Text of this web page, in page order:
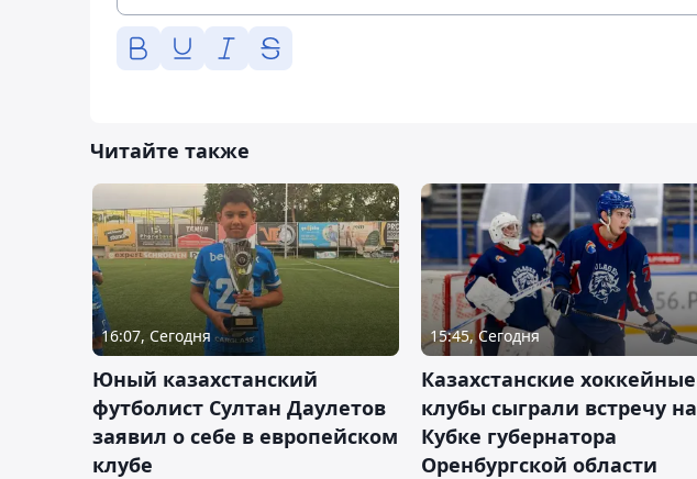
Читайте также
16:07, Сегодня
Юный казахстанский
футболист Султан Даулетов
заявил о себе в европейском
клубе
15:45, Сегодня
Казахстанские хоккейные
клубы сыграли встречу на
Кубке губернатора
Оренбургской области